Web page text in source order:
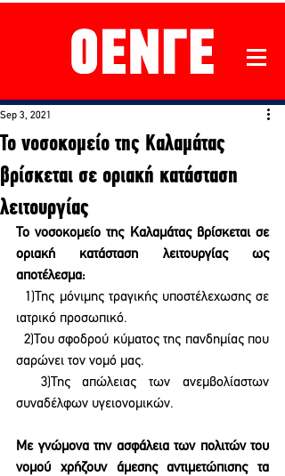
Το νοσοκομείο της Καλαμάτας
βρίσκεται σε οριακή κατάσταση
λειτουργίας
Sep 3, 2021
Το νοσοκομείο της Καλαμάτας βρίσκεται σε
οριακή κατάσταση λειτουργίας ως
αποτέλεσμα:
ιατρικό προσωπικό.
σαρώνει τον νομό μας.
συναδέλφων υγειονομικών.
Με γνώμονα την ασφάλεια των πολιτών του
νομού χρήζουν άμεσης αντιμετώπισης τα